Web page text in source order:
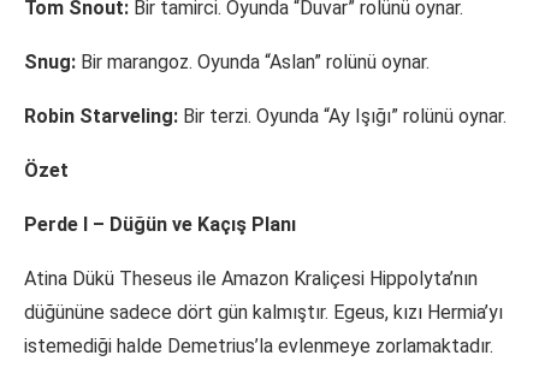
Tom Snout: Bir tamirci. Oyunda “Duvar” rolünü oynar.
Snug: Bir marangoz. Oyunda “Aslan” rolünü oynar.
Robin Starveling: Bir terzi. Oyunda “Ay Işığı” rolünü oynar.
Özet
Perde I – Düğün ve Kaçış Planı
Atina Dükü Theseus ile Amazon Kraliçesi Hippolyta’nın
düğününe sadece dört gün kalmıştır. Egeus, kızı Hermia’yı
istemediği halde Demetrius’la evlenmeye zorlamaktadır.